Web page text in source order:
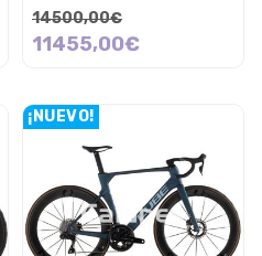
14500,00€
11455,00€
¡NUEVO!